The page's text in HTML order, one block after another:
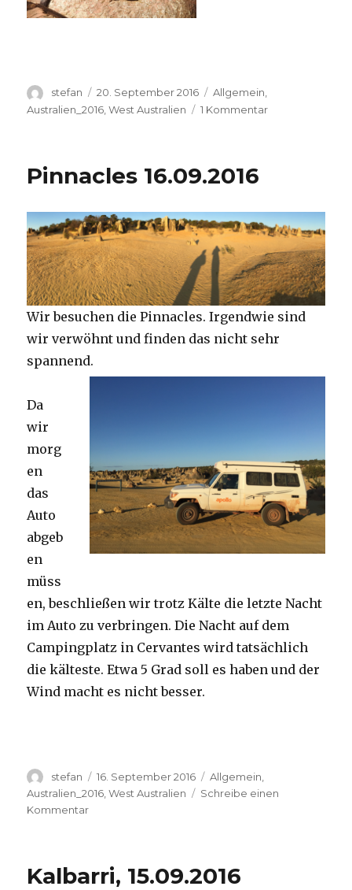
Autor
stefan
Veröffentlicht
am
20. September 2016 Kategorien
Allgemein,
Australien_2016 ,West Australien 1 Kommentarzu
Pinnacles 16.09.2016
Wir besuchen die Pinnacles. Irgendwie sind
wir verwöhnt und finden das nicht sehr
spannend.
Da
wir
morg
en
das
Auto
abgeb
en
müss
en, beschließen wir trotz Kälte die letzte Nacht
im Auto zu verbringen. Die Nacht auf dem
Campingplatz in Cervantes wird tatsächlich
die kälteste. Etwa 5 Grad soll es haben und der
Wind macht es nicht besser.
Autor
stefan
Veröffentlicht
am
16. September 2016 Kategorien
Allgemein
Australien_2016 ,West Australien
Schreibe einen
Kommentarzu
Kalbarri, 15.09.2016